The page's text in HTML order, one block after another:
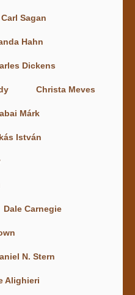
Carl Sagan
Hahn
Dickens
Christa Meves
Márk
István
Dale Carnegie
N. Stern
Alighieri